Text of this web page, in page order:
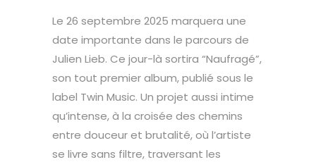
Le 26 septembre 2025 marquera une
date importante dans le parcours de
Julien Lieb. Ce jour-là sortira “Naufragé”,
son tout premier album, publié sous le
label Twin Music. Un projet aussi intime
qu’intense, à la croisée des chemins
entre douceur et brutalité, où l’artiste
se livre sans filtre, traversant les